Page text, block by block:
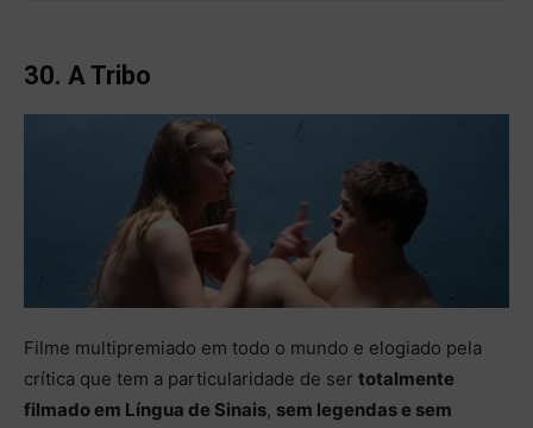
30. A Tribo
Filme multipremiado em todo o mundo e elogiado pela
crítica que tem a particularidade de ser totalmente
filmado em Língua de Sinais, sem legendas e sem